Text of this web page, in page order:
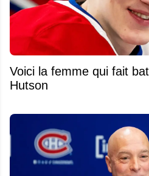
Voici la femme qui fait
Hutson